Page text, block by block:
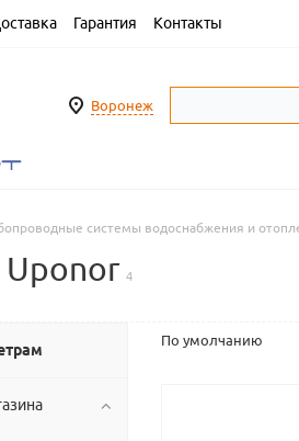
Гарантия Контакты
Воронеж
системы водоснабжения и
4
По умолчанию